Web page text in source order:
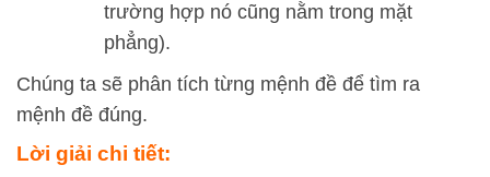
trường hợp nó cũng nằm trong mặt
phẳng).
Chúng ta sẽ phân tích từng mệnh đề để tìm ra
mệnh đề đúng.
Lời giải chi tiết: